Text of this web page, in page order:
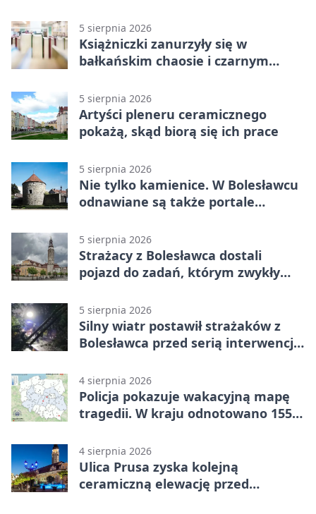
5 sierpnia 2026
Książniczki zanurzyły się w
bałkańskim chaosie i czarnym
5 sierpnia 2026
Artyści pleneru ceramicznego
pokażą, skąd biorą się ich prace
5 sierpnia 2026
Nie tylko kamienice. W Bolesławcu
odnawiane są także portale
5 sierpnia 2026
Strażacy z Bolesławca dostali
pojazd do zadań, którym zwykły
5 sierpnia 2026
Silny wiatr postawił strażaków z
Bolesławca przed serią interwencji -
4 sierpnia 2026
Policja pokazuje wakacyjną mapę
tragedii. W kraju odnotowano 155
4 sierpnia 2026
Ulica Prusa zyska kolejną
ceramiczną elewację przed